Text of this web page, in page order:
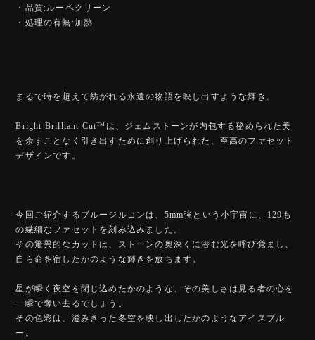
・品質:ルーペクリーン
・処理の有無:加熱
まるで時を超えて紡がれる永遠の物語を映し出すような輝き。
Bright Brilliant Cut™️は、ジェムストーンが内包する秘められた美
を余すことなく引き出すために創り上げられた、至高のファセット
デザインです。
今回ご紹介するブルージルコンは、5mm強という小宇宙に、129も
の繊細なファセットを刻み込みました。
その驚異的なカットは、ストーンの奥深くに潜む光を呼び覚まし、
自ら命を宿したかのような輝きを放ちます。
星が瞬く夜空を閉じ込めたかのような、その美しさは見る者の心を
一瞬で奪い去るでしょう。
その色彩は、澄みきった冬空を映し出したかのようなアイスブル
ー。